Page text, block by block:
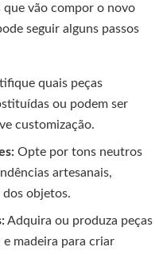
que vão compor o novo
seguir alguns passos
quais peças
ou podem ser
customização.
Opte por tons neutros
artesanais,
objetos.
Adquira ou produza peças
madeira para criar